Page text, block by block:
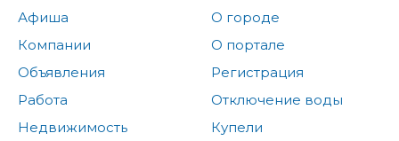
Афиша
Компании
Объявления
Работа
Недвижимость
О городе
О портале
Регистрация
Отключение воды
Купели